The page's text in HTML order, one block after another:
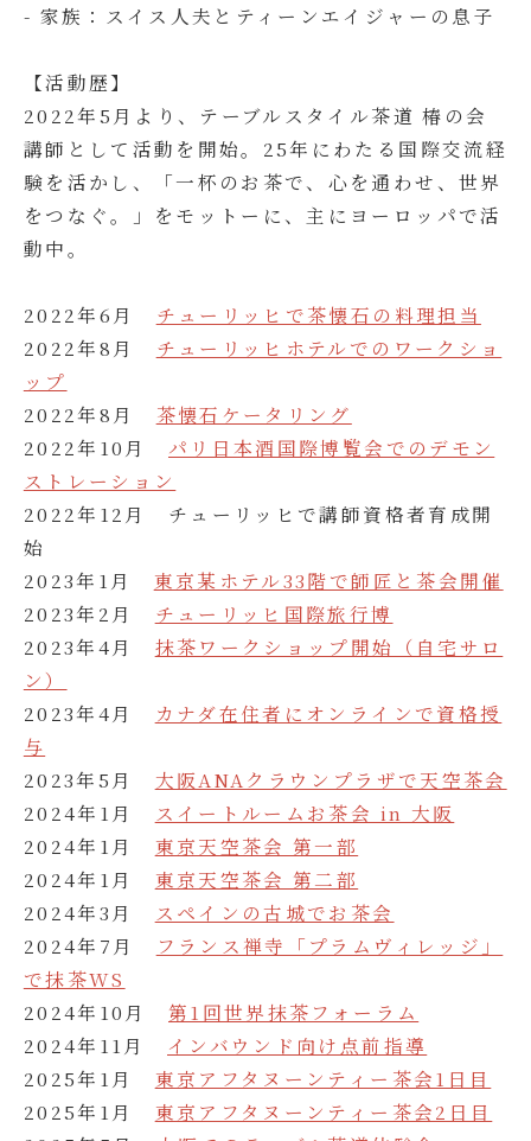
- 家族：スイス人夫とティーンエイジャーの息子
【活動歴】
2022年5月より、テーブルスタイル茶道 椿の会
講師として活動を開始。25年にわたる国際交流経
験を活かし、「一杯のお茶で、心を通わせ、世界
をつなぐ。」をモットーに、主にヨーロッパで活
動中。
2022年6月 チューリッヒで茶懐石の料理担当
2022年8月 チューリッヒホテルでのワークショ
ップ
2022年8月 茶懐石ケータリング
2022年10月 パリ日本酒国際博覧会でのデモン
ストレーション
2022年12月 チューリッヒで講師資格者育成開
始
2023年1月 東京某ホテル33階で師匠と茶会開催
2023年2月 チューリッヒ国際旅行博
2023年4月 抹茶ワークショップ開始（自宅サロ
ン）
2023年4月
カナダ在住者にオンラインで資格授
与
2023年5月 大阪ANAクラウンプラザで天空茶会
2024年1月
スイートルームお茶会 in 大阪
2024年1月 東京天空茶会 第一部
2024年1月 東京天空茶会 第二部
2024年3月
スペインの古城でお茶会
2024年7月
フランス禅寺「プラムヴィレッジ」
で抹茶WS
2024年10月 第1回世界抹茶フォーラム
2024年11月 インバウンド向け点前指導
2025年1月 東京アフタヌーンティー茶会1日目
2025年1月 東京アフタヌーンティー茶会2日目